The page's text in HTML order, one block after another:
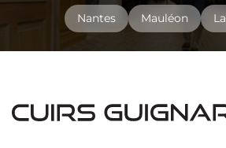
Nantes Mauléon